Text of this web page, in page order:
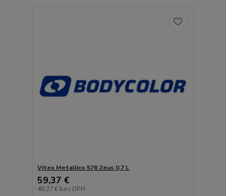
Vitex Metallico 576 Zeus 0,7 L
59,37 €
48,27 € bez DPH